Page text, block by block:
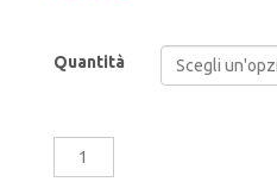
Quantità
RAGGI